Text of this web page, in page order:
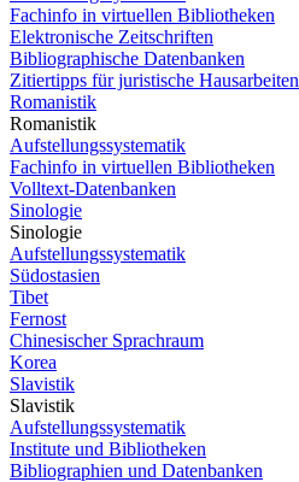
Fachinfo in virtuellen Bibliotheken
Elektronische Zeitschriften
Bibliographische Datenbanken
Zitiertipps für juristische Hausarbeiten
Romanistik
Romanistik
Aufstellungssystematik
Fachinfo in virtuellen Bibliotheken
Volltext-Datenbanken
Sinologie
Sinologie
Aufstellungssystematik
Südostasien
Tibet
Fernost
Chinesischer Sprachraum
Korea
Slavistik
Slavistik
Aufstellungssystematik
Institute und Bibliotheken
Bibliographien und Datenbanken